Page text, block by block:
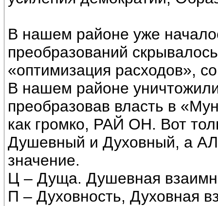
В нашем районе уже
преобразований
«оптимизация расходов»,
В нашем районе
преобразовав власть в
как громко, РАЙ ОН. Вот
Душевный и Духовный, а
значение.
Ц – Дуща. Душевная
П – Духовность, Духовная